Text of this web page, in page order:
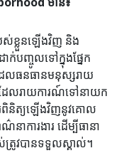
ស់ខ្លួនឡើងវិញ និង
បញ្ចូលទៅក្នុងផ្នែក
ែលធនធានមនុស្សរាយ
ដែលរាយការណ៍ទៅនាយក
រពិនិត្យឡើងវិញនូវគោល
ាការងារ ដើម្បីធានា
រូវបានទទួលស្គាល់។